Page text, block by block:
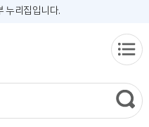
누리집입니다.